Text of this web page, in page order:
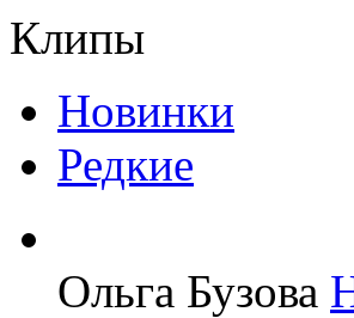
Клипы
Новинки
Редкие
Ольга Бузова